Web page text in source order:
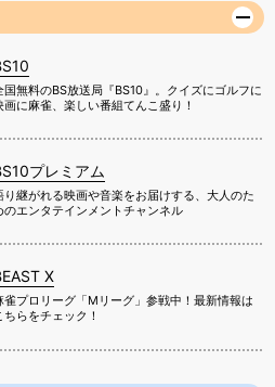
国無料のBS放送局『BS10』。クイズにゴルフに
画に麻雀、楽しい番組てんこ盛り！
プレミアム
り継がれる映画や音楽をお届けする、大人のた
のエンタテインメントチャンネル
X
雀プロリーグ「Mリーグ」参戦中！最新情報は
ちらをチェック！